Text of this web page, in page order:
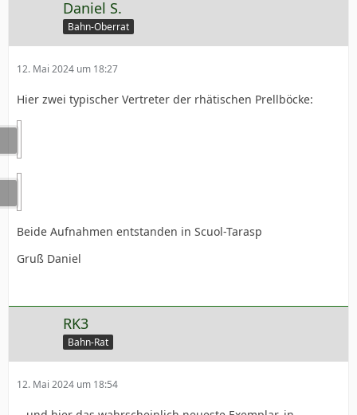
Daniel S.
Bahn-Oberrat
12. Mai 2024 um 18:27
Hier zwei typischer Vertreter der rhätischen Prellböcke:
Beide Aufnahmen entstanden in Scuol-Tarasp
Gruß Daniel
RK3
Bahn-Rat
12. Mai 2024 um 18:54